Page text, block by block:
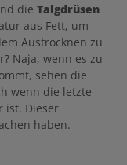
die Talgdrüsen
aus Fett, um
Austrocknen zu
Naja, wenn es zu
sehen die
wenn die letzte
ist. Dieser
haben.